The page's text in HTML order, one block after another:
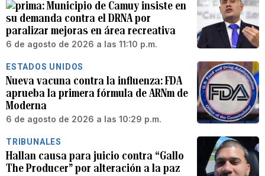
Municipio de Camuy insiste en
su demanda contra el DRNA por
paralizar mejoras en área recreativa
6 de agosto de 2026 a las 11:10 p.m.
ESTADOS UNIDOS
Nueva vacuna contra la influenza: FDA
aprueba la primera fórmula de ARNm de
Moderna
6 de agosto de 2026 a las 10:29 p.m.
TRIBUNALES
Hallan causa para juicio contra “Gallo
The Producer” por alteración a la paz